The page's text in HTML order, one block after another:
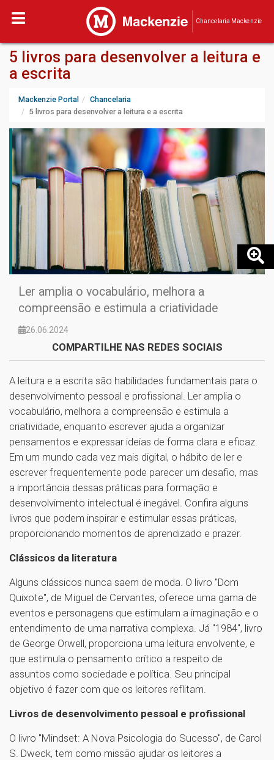
Chancelaria Mackenzie
5 livros para desenvolver a leitura e
a escrita
Mackenzie Portal
Chancelaria
5 livros para desenvolver a leitura e a escrita
Ler amplia o vocabulário, melhora a
compreensão e estimula a criatividade
26.06.2024
COMPARTILHE NAS REDES SOCIAIS
A leitura e a escrita são habilidades fundamentais para o
desenvolvimento pessoal e profissional. Ler amplia o
vocabulário, melhora a compreensão e estimula a
criatividade, enquanto escrever ajuda a organizar
pensamentos e expressar ideias de forma clara e eficaz.
Em um mundo cada vez mais digital, o hábito de ler e
escrever frequentemente pode parecer um desafio, mas
a importância dessas práticas para formação e
desenvolvimento intelectual é inegável. Confira alguns
livros que podem inspirar e estimular essas práticas,
proporcionando momentos de aprendizado e prazer.
Clássicos da literatura
Alguns clássicos nunca saem de moda. O livro "Dom
Quixote", de Miguel de Cervantes, oferece uma gama de
eventos e personagens que estimulam a imaginação e o
entendimento de uma narrativa complexa. Já "1984", livro
de George Orwell, proporciona uma leitura envolvente, e
que estimula o pensamento crítico a respeito de
assuntos como sociedade e política. Seu principal
objetivo é fazer com que os leitores reflitam.
Livros de desenvolvimento pessoal e profissional
O livro "Mindset: A Nova Psicologia do Sucesso", de Carol
S. Dweck, tem como missão ajudar os leitores a